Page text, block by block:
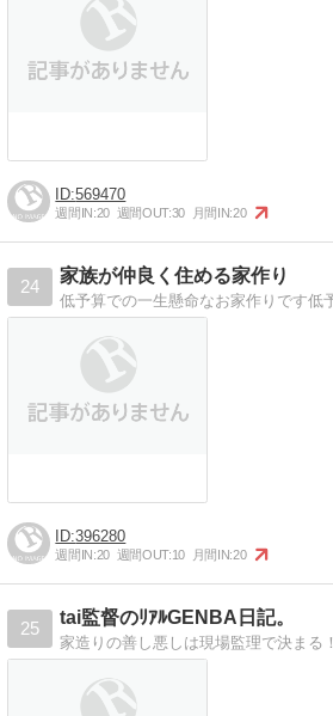
569470
週間IN:20 週間OUT:30 月間IN:20
24
家族が仲良く住める家作り
396280
週間IN:20 週間OUT:10 月間IN:20
25
tai監督のﾘｱﾙGENBA日記。
家造りの善し悪しは現場監理で決まる！